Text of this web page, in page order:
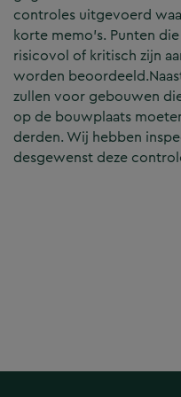
controles uitgevoerd
korte memo’s. Punten
risicovol of kritisch zijn
worden
zullen voor gebouwen
op de bouwplaats
derden. Wij hebben
desgewenst deze